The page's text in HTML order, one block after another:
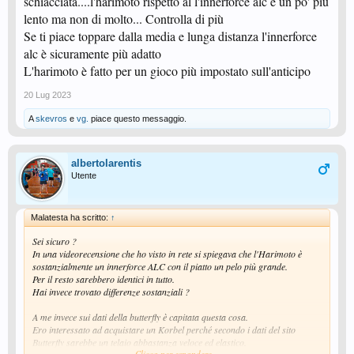
lento ma non di molto... Controlla di più
Se ti piace toppare dalla media e lunga distanza l'innerforce
alc è sicuramente più adatto
L'harimoto è fatto per un gioco più impostato sull'anticipo
20 Lug 2023
Askevros e vg. piace questo messaggio.
albertolarentis
Utente
Malatesta ha scritto: ↑
Sei sicuro ?
In una videorecensione che ho visto in rete si spiegava che l'Harimoto è
sostanzialmente un innerforce ALC con il piatto un pelo più grande.
Per il resto sarebbero identici in tutto.
Hai invece trovato differenze sostanziali ?
A me invece sui dati della butterfly è capitata questa cosa.
Ero interessato ad acquistare un Korbel perché secondo i dati del sito
Butterfly sarebbe un telaio abbastanza veloce ed elastico.